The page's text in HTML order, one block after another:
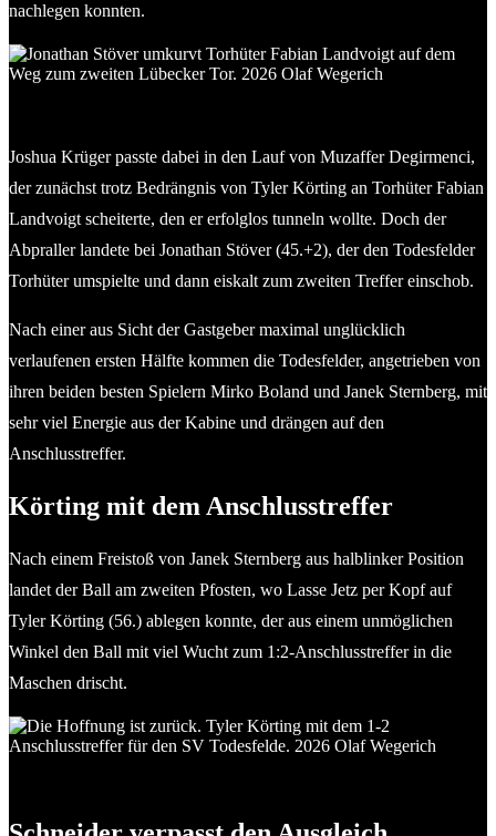
nachlegen konnten.
Joshua Krüger passte dabei in den Lauf von Muzaffer Degirmenci,
der zunächst trotz Bedrängnis von Tyler Körting an Torhüter Fabian
Landvoigt scheiterte, den er erfolglos tunneln wollte. Doch der
Abpraller landete bei Jonathan Stöver (45.+2), der den Todesfelder
Torhüter umspielte und dann eiskalt zum zweiten Treffer einschob.
Nach einer aus Sicht der Gastgeber maximal unglücklich
verlaufenen ersten Hälfte kommen die Todesfelder, angetrieben von
ihren beiden besten Spielern Mirko Boland und Janek Sternberg, mit
sehr viel Energie aus der Kabine und drängen auf den
Anschlusstreffer.
Körting mit dem Anschlusstreffer
Nach einem Freistoß von Janek Sternberg aus halblinker Position
landet der Ball am zweiten Pfosten, wo Lasse Jetz per Kopf auf
Tyler Körting (56.) ablegen konnte, der aus einem unmöglichen
Winkel den Ball mit viel Wucht zum 1:2-Anschlusstreffer in die
Maschen drischt.